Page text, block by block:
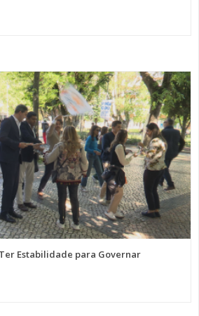
Estabilidade para Governar